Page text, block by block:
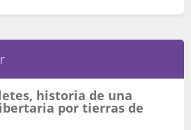
historia de una
por tierras de